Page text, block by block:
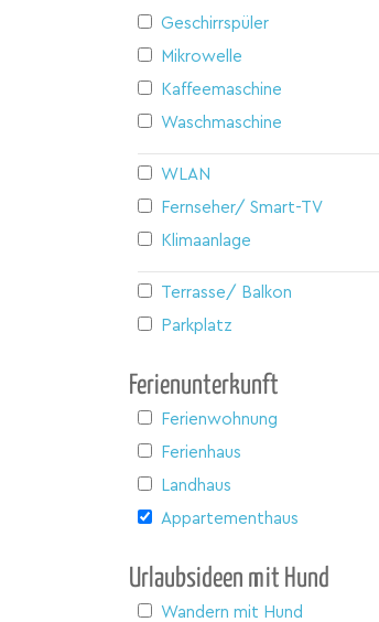
Geschirrspüler
Mikrowelle
Kaffeemaschine
Waschmaschine
WLAN
Fernseher/ Smart-TV
Klimaanlage
Terrasse/ Balkon
Parkplatz
Ferienunterkunft
Ferienwohnung
Ferienhaus
Landhaus
Appartementhaus
Urlaubsideen mit Hund
Wandern mit Hund